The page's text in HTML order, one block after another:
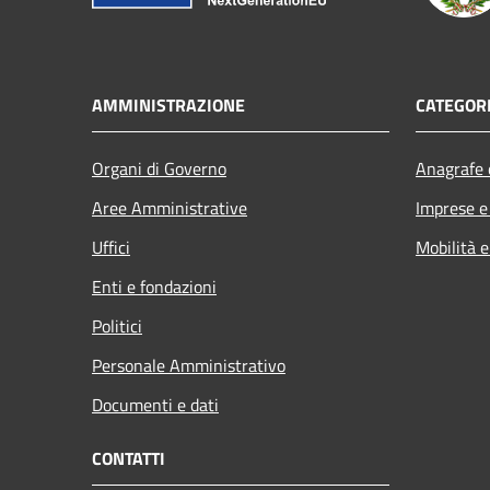
AMMINISTRAZIONE
Organi di Governo
Aree Amministrative
Uffici
Enti e fondazioni
Politici
Personale Amministrativo
Documenti e dati
Imprese
Mobilità
CONTATTI